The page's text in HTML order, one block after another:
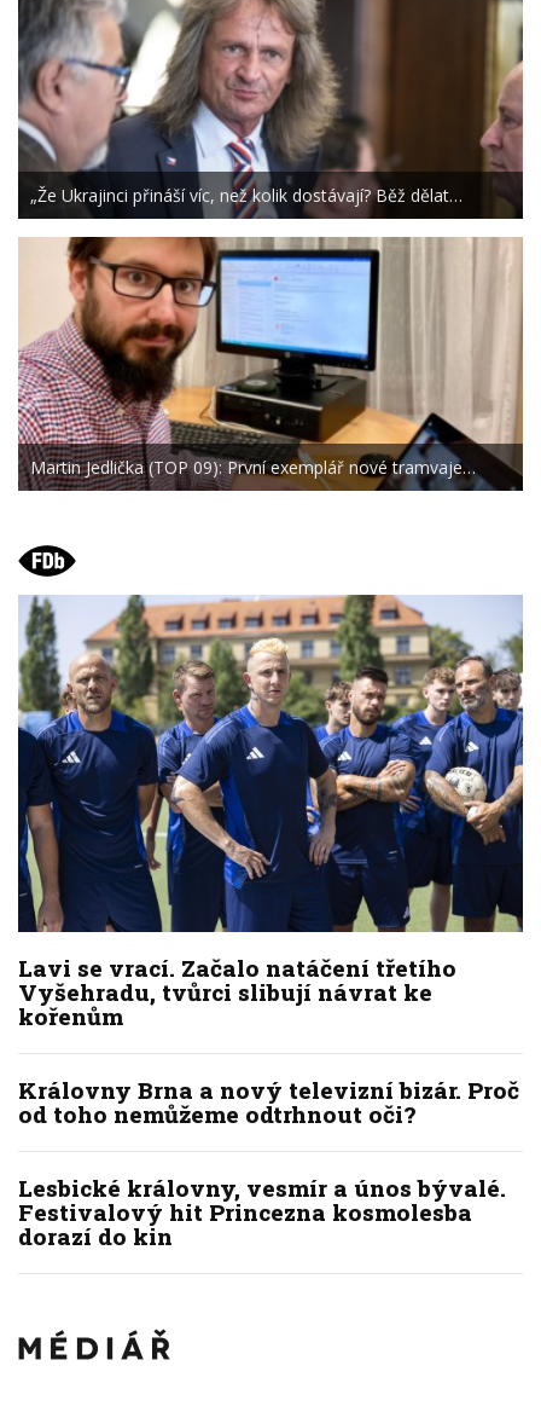
„Že Ukrajinci přináší víc, než kolik dostávají? Běž dělat…
Martin Jedlička (TOP 09): První exemplář nové tramvaje…
Lavi se vrací. Začalo natáčení třetího
Vyšehradu, tvůrci slibují návrat ke
kořenům
Královny Brna a nový televizní bizár. Proč
od toho nemůžeme odtrhnout oči?
Lesbické královny, vesmír a únos bývalé.
Festivalový hit Princezna kosmolesba
dorazí do kin